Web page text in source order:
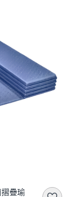
疊瑜